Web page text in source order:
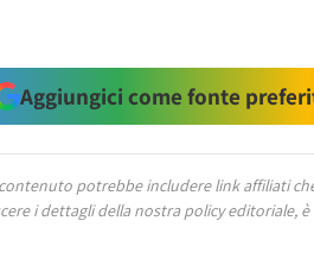
Aggiungici come fonte
potrebbe includere link affiliati
i dettagli della nostra policy editoriale,